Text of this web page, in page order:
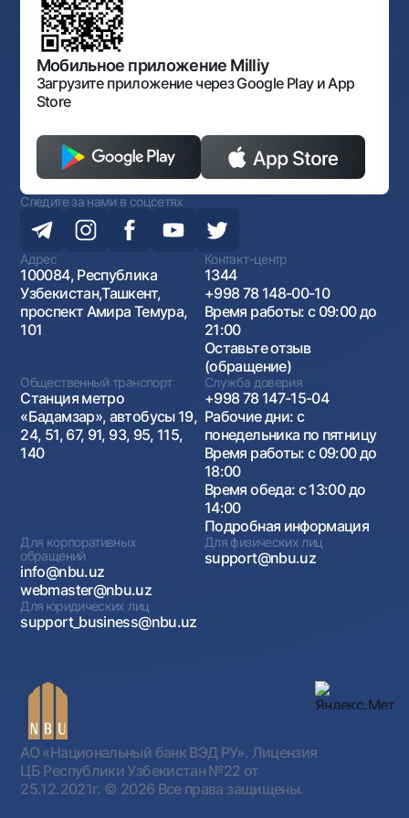
Нормативно-правовые документы
Порядок и режим работы НБУ
Открытые данные
Антимонопольный комплаенс
Мобильное приложение Milliy
Загрузите приложение через Google Play и App
Store
Следите за нами в соцсетях
Адрес
100084, Республика
Узбекистан,Ташкент,
проспект Амира Темура,
101
Контакт-центр
1344
+998 78 148-00-10
Время работы: с 09:00 до
21:00
Оставьте отзыв
(обращение)
Общественный транспорт
Станция метро
«Бадамзар», автобусы 19,
24, 51, 67, 91, 93, 95, 115,
140
Служба доверия
+998 78 147-15-04
Рабочие дни: с
понедельника по пятницу
Время работы: с 09:00 до
18:00
Время обеда: с 13:00 до
14:00
Подробная информация
Для корпоративных
обращений
info@nbu.uz
webmaster@nbu.uz
Для физических лиц
support@nbu.uz
Для юридических лиц
support_business@nbu.uz
АО «Национальный банк ВЭД РУ». Лицензия
ЦБ Республики Узбекистан №22 от
25.12.2021г. © 2026 Все права защищены.